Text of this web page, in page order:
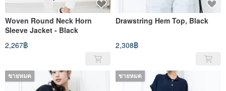
Woven Round Neck Horn
Sleeve Jacket - Black
2,267฿
Drawstring Hem Top, Black
2,308฿
ขายหมด ขายหมด